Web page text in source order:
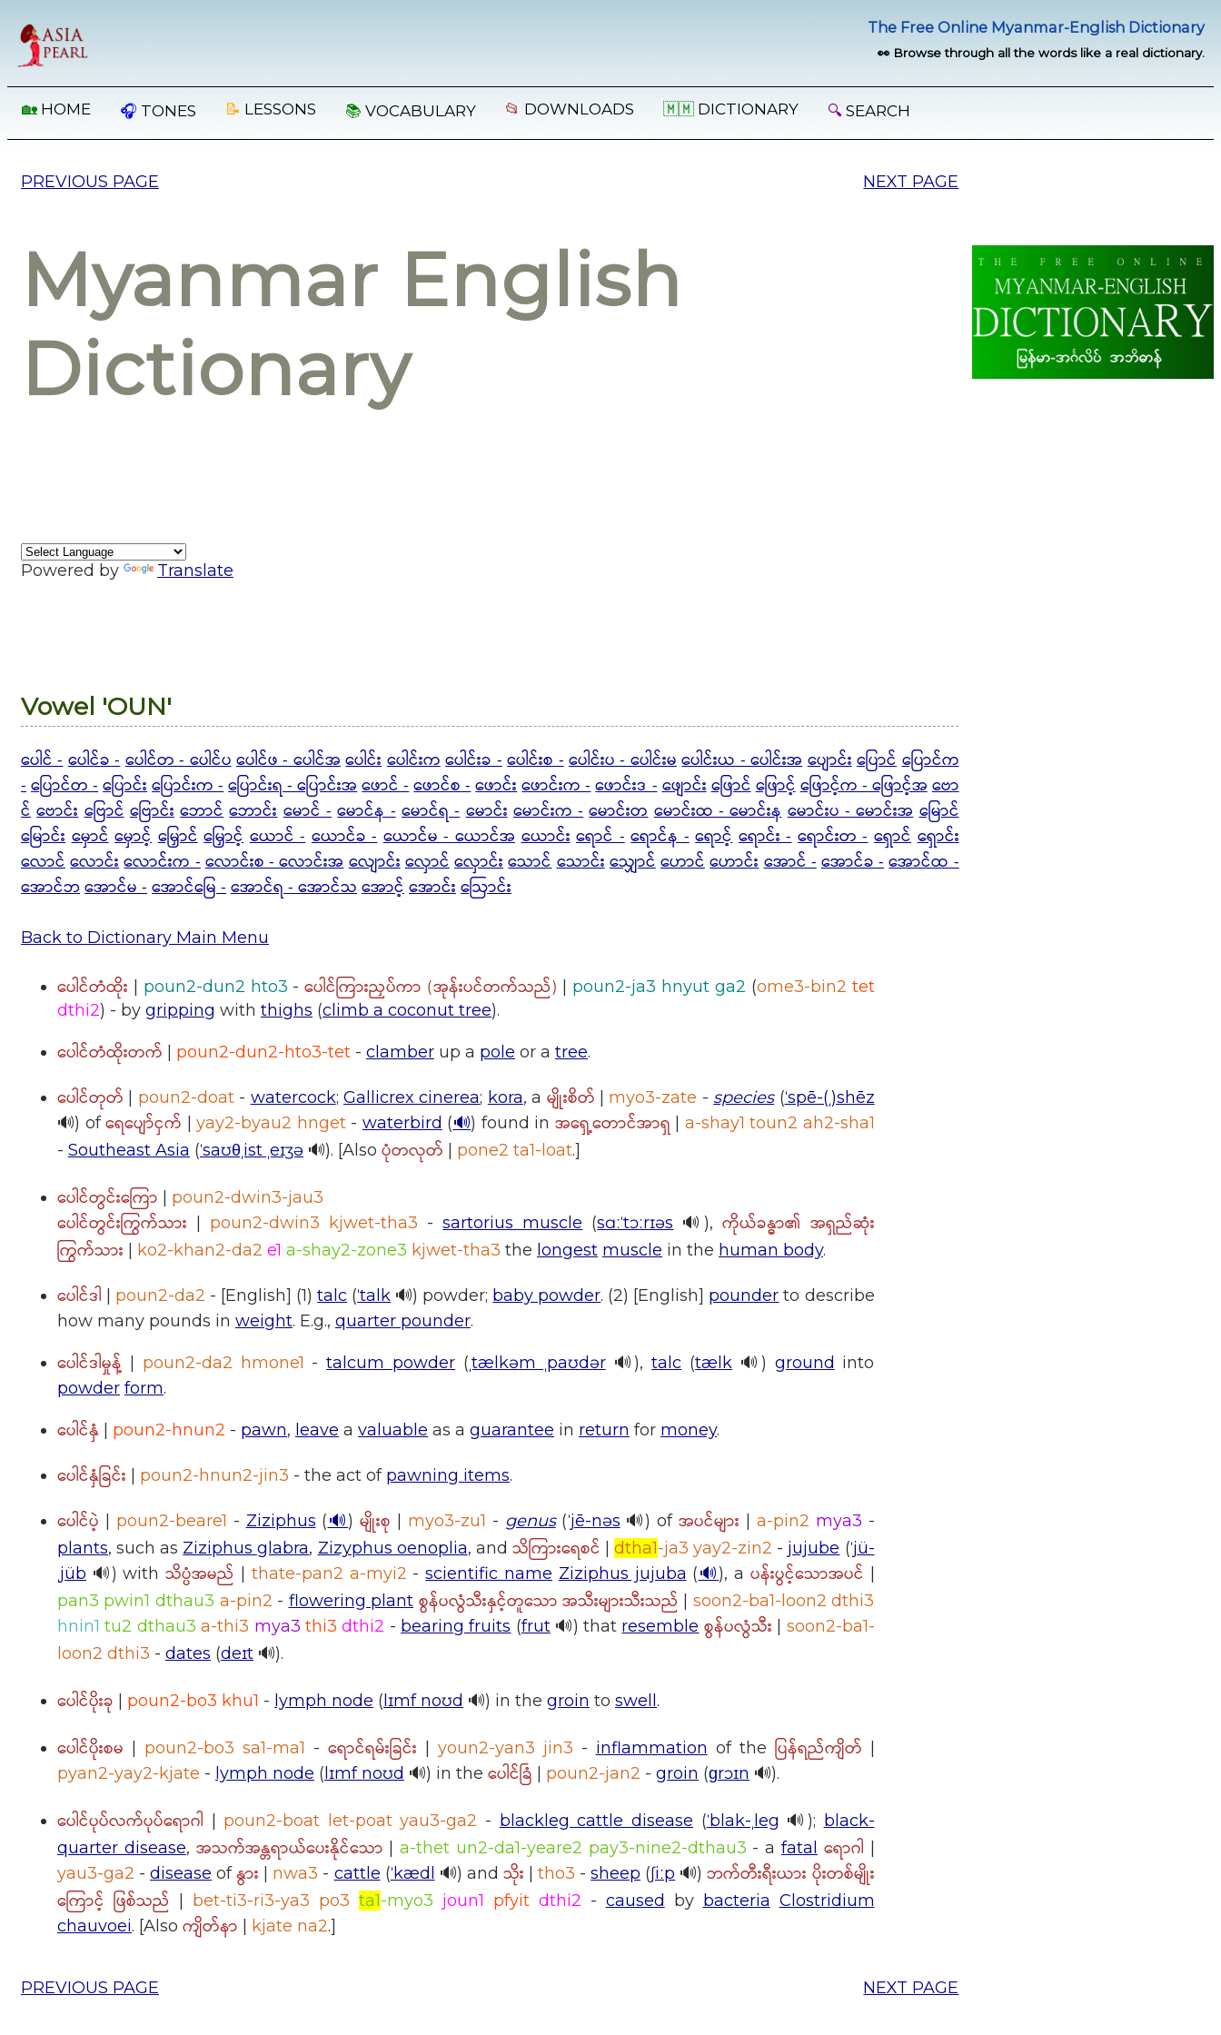
The Free Online Myanmar-English Dictionary
👀 Browse through all the words like a real dictionary.
🏡 HOME 🎧 TONES 📝 LESSONS 📚 VOCABULARY 📂 DOWNLOADS 🇲🇲 DICTIONARY 🔍 SEARCH
PREVIOUS PAGE NEXT PAGE
Myanmar English
Dictionary
Powered by Translate
Vowel 'OUN'
ပေါင် -ပေါင်ခ -ပေါင်တ - ပေါင်ပပေါင်ဖ - ပေါင်အပေါင်းပေါင်းကပေါင်းခ -ပေါင်းစ -ပေါင်းပ - ပေါင်းမပေါင်းယ - ပေါင်းအပျောင်းပြောင်ပြောင်က
-ပြောင်တ -ပြောင်းပြောင်းက -ပြောင်းရ - ပြောင်းအဖောင် -ဖောင်စ -ဖောင်းဖောင်းက -ဖောင်းဒ -ဖျောင်းဖြောင်ဖြောင့်ဖြောင့်က - ဖြောင့်အဗော
င် ဗောင်း ဗြောင် ဗြောင်း ဘောင် ဘောင်း မောင် - မောင်န - မောင်ရ - မောင်း မောင်းက - မောင်းတ မောင်းထ - မောင်းန မောင်းပ - မောင်းအ မြောင်
မြောင်း မှောင် မှောင့် မြှောင် မြှောင့် ယောင် - ယောင်ခ - ယောင်မ - ယောင်အ ယောင်း ရောင် - ရောင်န - ရောင့် ရောင်း - ရောင်းတ - ရှောင် ရှောင်း
လောင်လောင်းလောင်းက -လောင်းစ - လောင်းအလျောင်းလှောင်လှောင်းသောင်သောင်းသျှောင်ဟောင်ဟောင်းအောင် -အောင်ခ -အောင်ထ -
အောင်ဘအောင်မ -အောင်မြေ -အောင်ရ - အောင်သအောင့်အောင်းဩောင်း
Back to Dictionary Main Menu
ပေါင်တံထိုး | poun2-dun2 hto3 -ပေါင်ကြားညှပ်ကာ (အုန်းပင်တက်သည်) | poun2-ja3 hnyut ga2 (ome3-bin2 tet
dthi2) - by gripping with thighs (climb a coconut tree).
ပေါင်တံထိုးတက် | poun2-dun2-hto3-tet - clamber up a pole or a tree.
ပေါင်တုတ် | poun2-doat- watercock; Gallicrex cinerea; kora, a မျိုးစိတ် | myo3-zate - species(ˈspē-(ˌ)shēz
🔊) ofရေပျော်ငှက် |yay2-byau2 hnget- waterbird (🔊) found in အရှေ့တောင်အာရှ | a-shay1 toun2 ah2-sha1
- Southeast Asia (ˈsaʊθˌist ˌeɪʒə 🔊). [Also ပုံတလုတ် | pone2 ta1-loat.]
ပေါင်တွင်းကြော | poun2-dwin3-jau3
ပေါင်တွင်းကြွက်သား | poun2-dwin3 kjwet-tha3 -sartorius muscle (sɑːˈtɔːrɪəs 🔊),ကိုယ်ခန္ဓာ၏ အရှည်ဆုံး
ကြွက်သား | ko2-khan2-da2 e1 a-shay2-zone3 kjwet-tha3 the longest muscle in the human body.
ပေါင်ဒါ | poun2-da2 - [English] (1)talc (ˈtalk 🔊) powder; baby powder. (2) [English] pounder to describe
how many pounds in weight. E.g., quarter pounder.
ပေါင်ဒါမှုန့် | poun2-da2 hmone1 -talcum powder (ˌtælkəm ˌpaʊdər🔊),talc (tælk 🔊) ground into
powder form.
ပေါင်နှံ | poun2-hnun2 - pawn, leave a valuable as a guarantee in return for money.
ပေါင်နှံခြင်း | poun2-hnun2-jin3 - the act of pawning items.
ပေါင်ပဲ့ | poun2-beare1 - Ziziphus (🔊)မျိုးစု | myo3-zu1 - genus(ˈjē-nəs 🔊) ofအပင်များ | a-pin2 mya3 -
plants, such as Ziziphus glabra, Zizyphus oenoplia, and သိကြားရေစင် |dtha1-ja3 yay2-zin2 - jujube (ˈjü-
ˌjüb 🔊) withသိပ္ပံအမည် | thate-pan2 a-myi2 -scientific name Ziziphus jujuba (🔊), a ပန်းပွင့်သောအပင် |
pan3 pwin1 dthau3 a-pin2 - flowering plant စွန်ပလွံသီးနှင့်တူသော အသီးများသီးသည် | soon2-ba1-loon2 dthi3
hnin1 tu2 dthau3 a-thi3 mya3 thi3 dthi2 - bearing fruits (frut🔊) that resemble စွန်ပလွံသီး | soon2-ba1-
loon2 dthi3 - dates (deɪt 🔊).
ပေါင်ပိုးခု | poun2-bo3 khu1 - lymph node (lɪmf noʊd 🔊) in the groin to swell.
ပေါင်ပိုးစမ | poun2-bo3 sa1-ma1 - ရောင်ရမ်းခြင်း | youn2-yan3 jin3 - inflammation of the ပြန်ရည်ကျိတ် |
pyan2-yay2-kjate - lymph node (lɪmf noʊd 🔊) in the ပေါင်ခြံ | poun2-jan2 - groin (ɡrɔɪn 🔊).
ပေါင်ပုပ်လက်ပုပ်ရောဂါ | poun2-boat let-poat yau3-ga2 - blackleg cattle disease (ˈblak-ˌleg 🔊); black-
quarter disease, အသက်အန္တရာယ်ပေးနိုင်သော |a-thet un2-da1-yeare2 pay3-nine2-dthau3 - a fatal ရောဂါ |
yau3-ga2 -disease ofနွား | nwa3 - cattle (ˈkædl 🔊) and သိုး |tho3 -sheep (ʃiːp 🔊)ဘက်တီးရီးယား ပိုးတစ်မျိုး
ကြောင့် ဖြစ်သည် | bet-ti3-ri3-ya3 po3 ta1-myo3 joun1 pfyit dthi2 - caused by bacteria Clostridium
chauvoei. [Also ကျိတ်နာ | kjate na2.]
PREVIOUS PAGE NEXT PAGE